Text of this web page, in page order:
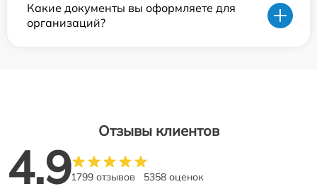
Какие документы вы оформляете для
организаций?
Отзывы клиентов
4.91799 отзывов 5358 оценок